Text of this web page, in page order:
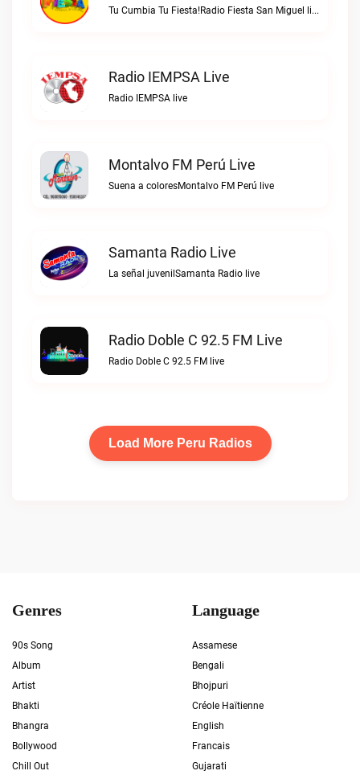
Tu Cumbia Tu Fiesta!Radio Fiesta San Miguel live
Radio IEMPSA Live
Radio IEMPSA live
Montalvo FM Perú Live
Suena a coloresMontalvo FM Perú live
Samanta Radio Live
La señal juvenilSamanta Radio live
Radio Doble C 92.5 FM Live
Radio Doble C 92.5 FM live
Load More Peru Radios
Genres
90s Song
Album
Artist
Bhakti
Bhangra
Bollywood
Chill Out
Language
Assamese
Bengali
Bhojpuri
Créole Haïtienne
English
Francais
Gujarati